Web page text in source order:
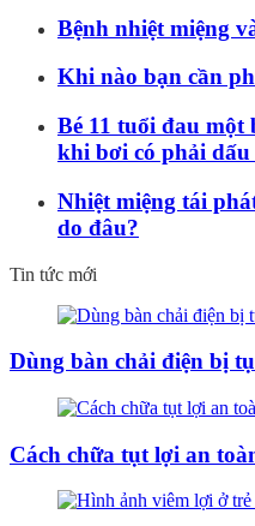
Bệnh nhiệt miệng
Khi nào bạn cần
Bé 11 tuổi đau một
khi bơi có phải
Nhiệt miệng tái
do đâu?
Tin tức mới
Dùng bàn chải điện bị
Cách chữa tụt lợi an